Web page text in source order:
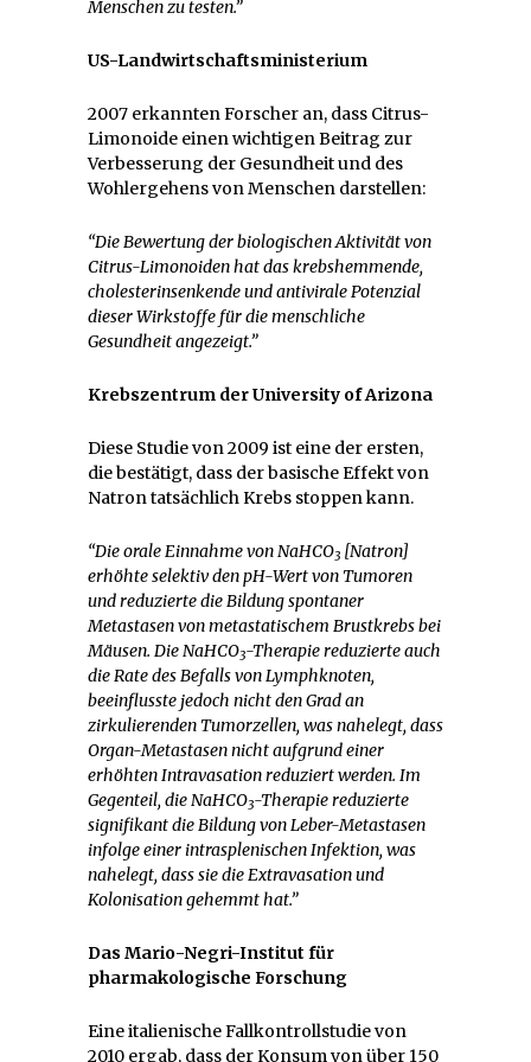
Menschen zu testen.”
US-Landwirtschaftsministerium
2007 erkannten Forscher an, dass Citrus-
Limonoide einen wichtigen Beitrag zur
Verbesserung der Gesundheit und des
Wohlergehens von Menschen darstellen:
“Die Bewertung der biologischen Aktivität von
Citrus-Limonoiden hat das krebshemmende,
cholesterinsenkende und antivirale Potenzial
dieser Wirkstoffe für die menschliche
Gesundheit angezeigt.”
Krebszentrum der University of Arizona
Diese Studie von 2009 ist eine der ersten,
die bestätigt, dass der basische Effekt von
Natron tatsächlich Krebs stoppen kann.
“Die orale Einnahme von NaHCO3 [Natron]
erhöhte selektiv den pH-Wert von Tumoren
und reduzierte die Bildung spontaner
Metastasen von metastatischem Brustkrebs bei
Mäusen. Die NaHCO3-Therapie reduzierte auch
die Rate des Befalls von Lymphknoten,
beeinflusste jedoch nicht den Grad an
zirkulierenden Tumorzellen, was nahelegt, dass
Organ-Metastasen nicht aufgrund einer
erhöhten Intravasation reduziert werden. Im
Gegenteil, die NaHCO3-Therapie reduzierte
signifikant die Bildung von Leber-Metastasen
infolge einer intrasplenischen Infektion, was
nahelegt, dass sie die Extravasation und
Kolonisation gehemmt hat.”
Das Mario-Negri-Institut für
pharmakologische Forschung
Eine italienische Fallkontrollstudie von
2010 ergab, dass der Konsum von über 150